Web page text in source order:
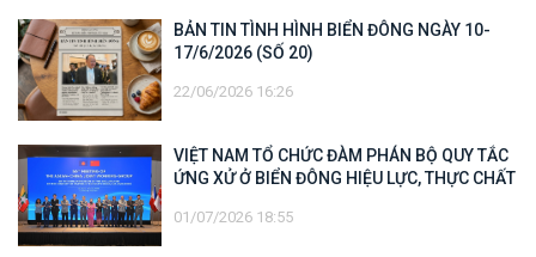
BẢN TIN TÌNH HÌNH BIỂN ĐÔNG NGÀY 10-
17/6/2026 (SỐ 20)
22/06/2026 16:26
VIỆT NAM TỔ CHỨC ĐÀM PHÁN BỘ QUY TẮC
ỨNG XỬ Ở BIỂN ĐÔNG HIỆU LỰC, THỰC CHẤT
01/07/2026 18:55